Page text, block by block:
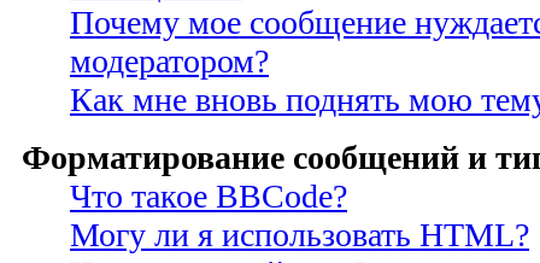
Почему мое сообщение
модератором?
Как мне вновь поднять мою
Форматирование сообщений и
Что такое BBCode?
Могу ли я использовать HTML?